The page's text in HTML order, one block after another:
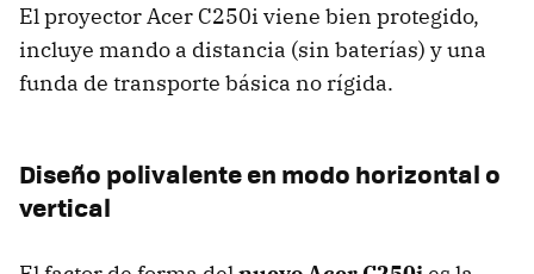
El proyector Acer C250i viene bien protegido,
incluye mando a distancia (sin baterías) y una
funda de transporte básica no rígida.
Diseño polivalente en modo horizontal o
vertical